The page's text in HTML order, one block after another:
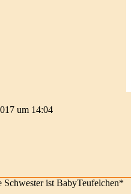
um 14:04
ist BabyTeufelchen*